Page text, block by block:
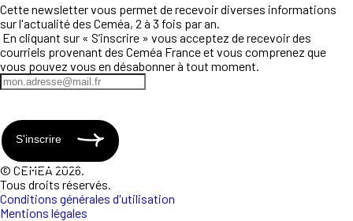
Cette newsletter vous permet de recevoir diverses informations
sur l'actualité des Ceméa, 2 à 3 fois par an.
En cliquant sur « S’inscrire » vous acceptez de recevoir des
courriels provenant des Ceméa France et vous comprenez que
vous pouvez vous en désabonner à tout moment.
S'inscrire
© CEMEA 2026.
Tous droits réservés.
Conditions générales d'utilisation
Mentions légales